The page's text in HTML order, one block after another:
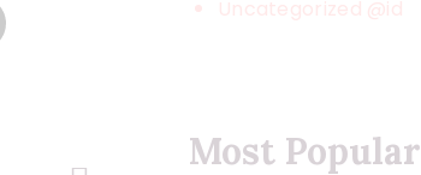
Most Popular